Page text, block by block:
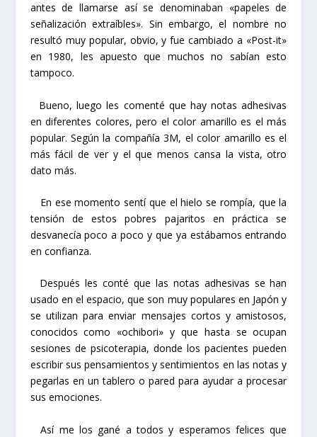
antes de llamarse así se denominaban «papeles de
señalización extraíbles». Sin embargo, el nombre no
resultó muy popular, obvio, y fue cambiado a «Post-it»
en 1980, les apuesto que muchos no sabían esto
tampoco.
Bueno, luego les comenté que hay notas adhesivas
en diferentes colores, pero el color amarillo es el más
popular. Según la compañía 3M, el color amarillo es el
más fácil de ver y el que menos cansa la vista, otro
dato más.
En ese momento sentí que el hielo se rompía, que la
tensión de estos pobres pajaritos en práctica se
desvanecía poco a poco y que ya estábamos entrando
en confianza.
Después les conté que las notas adhesivas se han
usado en el espacio, que son muy populares en Japón y
se utilizan para enviar mensajes cortos y amistosos,
conocidos como «ochibori» y que hasta se ocupan
sesiones de psicoterapia, donde los pacientes pueden
escribir sus pensamientos y sentimientos en las notas y
pegarlas en un tablero o pared para ayudar a procesar
sus emociones.
Así me los gané a todos y esperamos felices que